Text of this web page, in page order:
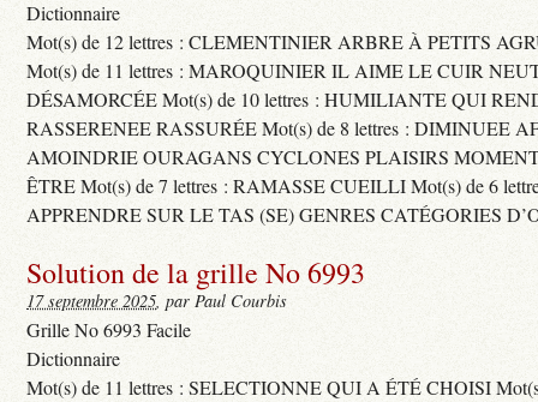
Dictionnaire
Mot(s) de 12 lettres : CLEMENTINIER ARBRE À PETITS
Mot(s) de 11 lettres : MAROQUINIER IL AIME LE CUIR
DÉSAMORCÉE Mot(s) de 10 lettres : HUMILIANTE QUI
RASSERENEE RASSURÉE Mot(s) de 8 lettres : DIMINUEE
AMOINDRIE OURAGANS CYCLONES PLAISIRS
ÊTRE Mot(s) de 7 lettres : RAMASSE CUEILLI Mot(s) de 6
APPRENDRE SUR LE TAS (SE) GENRES CATÉGORIES
Solution de la grille No 6993
17 septembre 2025, par Paul Courbis
Grille No 6993 Facile
Dictionnaire
Mot(s) de 11 lettres : SELECTIONNE QUI A ÉTÉ CHOISI